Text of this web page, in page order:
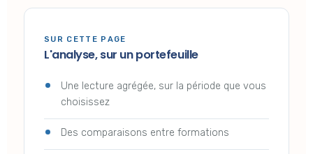
SUR CETTE PAGE
L'analyse, sur un portefeuille
Une lecture agrégée, sur la période que vous
choisissez
Des comparaisons entre formations